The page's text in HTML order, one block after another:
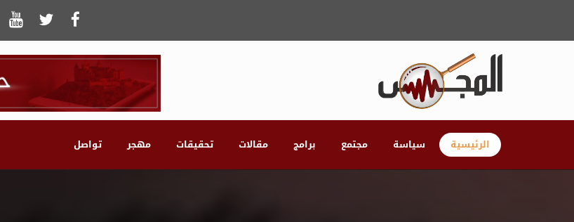
الرئيسية سياسة مجتمع برامج مقالات تحقيقات مهجر تواصل